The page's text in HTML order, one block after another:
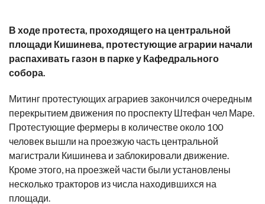
В ходе протеста, проходящего на центральной
площади Кишинева, протестующие аграрии начали
распахивать газон в парке у Кафедрального
собора.
Митинг протестующих аграриев закончился очередным
перекрытием движения по проспекту Штефан чел Маре.
Протестующие фермеры в количестве около 100
человек вышли на проезжую часть центральной
магистрали Кишинева и заблокировали движение.
Кроме этого, на проезжей части были установлены
несколько тракторов из числа находившихся на
площади.